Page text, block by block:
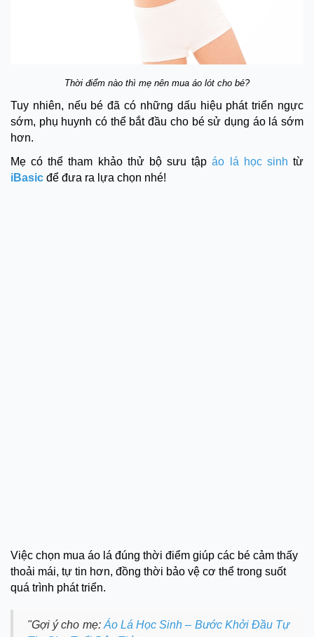
Thời điểm nào thì mẹ nên mua áo lót cho bé?
Tuy nhiên, nếu bé đã có những dấu hiệu phát triển ngực
sớm, phụ huynh có thể bắt đầu cho bé sử dụng áo lá sớm
hơn.
Mẹ có thể tham khảo thử bộ sưu tậpáo lá học sinh từ
iBasic để đưa ra lựa chọn nhé!
Việc chọn mua áo lá đúng thời điểm giúp các bé cảm thấy
thoải mái, tự tin hơn, đồng thời bảo vệ cơ thể trong suốt
quá trình phát triển.
"Gợi ý cho mẹ: Áo Lá Học Sinh – Bước Khởi Đầu Tự